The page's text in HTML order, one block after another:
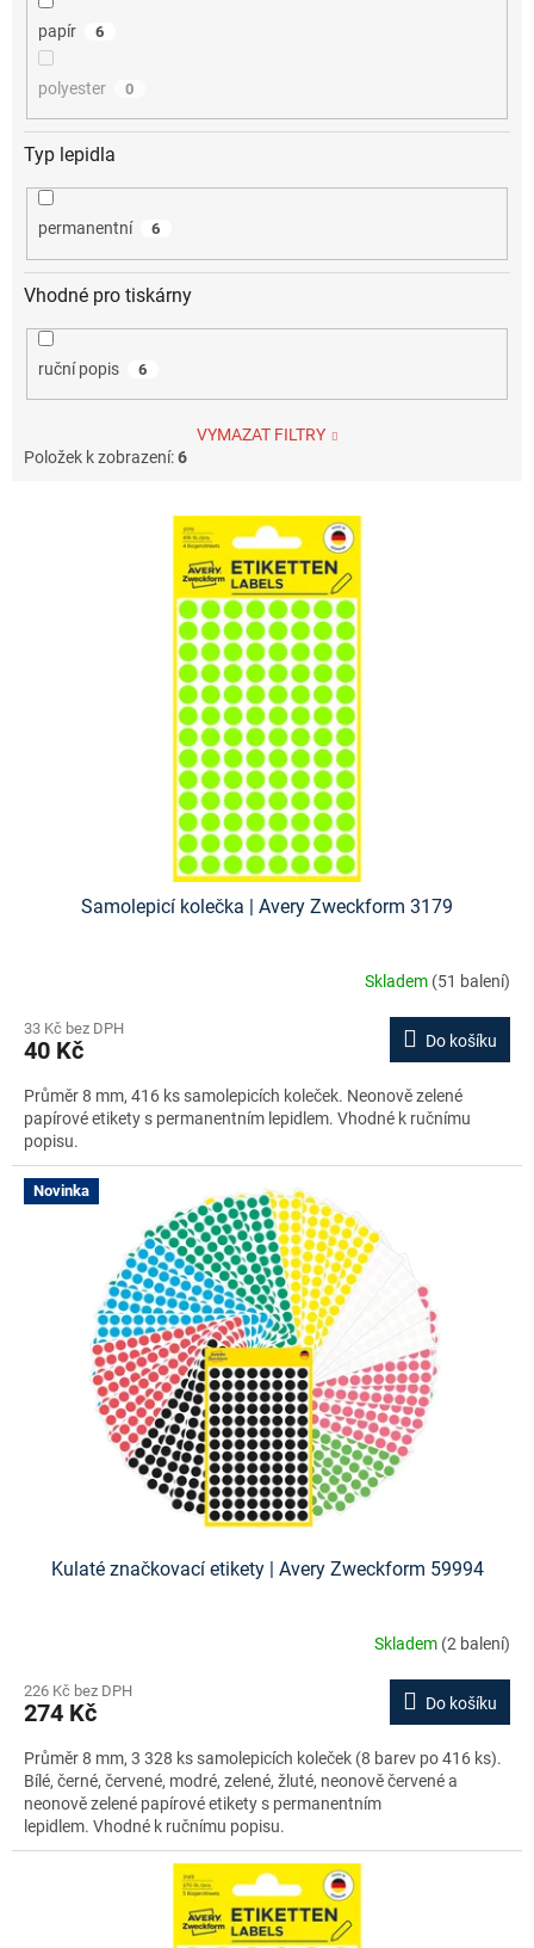
papír 6
polyester 0
Typ lepidla
permanentní 6
Vhodné pro tiskárny
ruční popis 6
VYMAZAT FILTRY
Položek k zobrazení:6
Samolepicí kolečka | Avery Zweckform 3179
Skladem (51 balení)
33 Kč bez DPH
40 Kč Do košíku
Průměr 8 mm, 416 ks samolepicích koleček. Neonově zelené
papírové etikety s permanentním lepidlem. Vhodné k ručnímu
popisu.
Novinka
Kulaté značkovací etikety | Avery Zweckform 59994
Skladem (2 balení)
226 Kč bez DPH
274 Kč Do košíku
Průměr 8 mm, 3 328 ks samolepicích koleček (8 barev po 416 ks).
Bílé, černé, červené, modré, zelené, žluté, neonově červené a
neonově zelené papírové etikety s permanentním
lepidlem. Vhodné k ručnímu popisu.